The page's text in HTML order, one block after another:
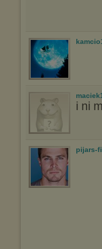
i ni
pijars-